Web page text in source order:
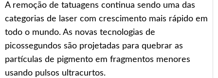
A remoção de tatuagens continua sendo uma das
categorias de laser com crescimento mais rápido em
todo o mundo. As novas tecnologias de
picossegundos são projetadas para quebrar as
partículas de pigmento em fragmentos menores
usando pulsos ultracurtos.